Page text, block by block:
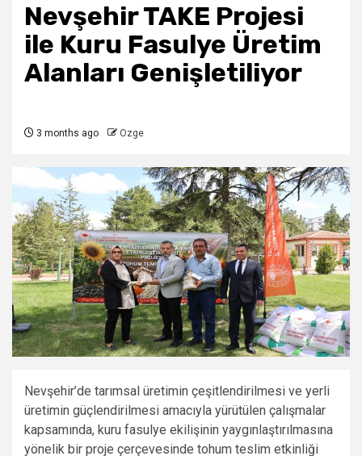
Nevşehir TAKE Projesi
ile Kuru Fasulye Üretim
Alanları Genişletiliyor
3 months ago Ozge
Nevşehir’de tarımsal üretimin çeşitlendirilmesi ve yerli
üretimin güçlendirilmesi amacıyla yürütülen çalışmalar
kapsamında, kuru fasulye ekilişinin yaygınlaştırılmasına
yönelik bir proje çerçevesinde tohum teslim etkinliği